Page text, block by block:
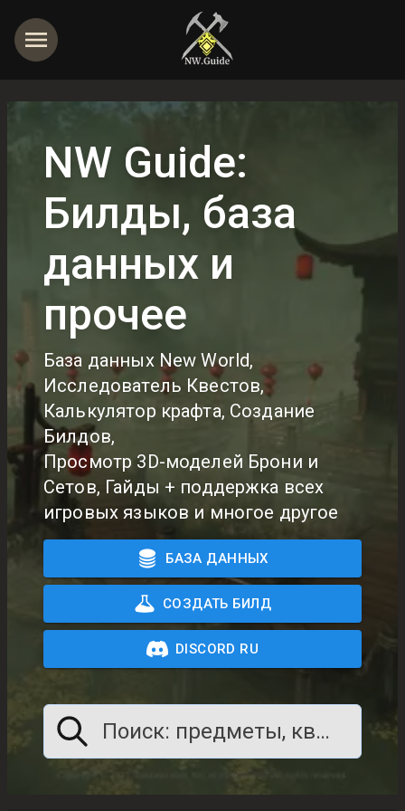
NW Guide:
Билды, база
данных и
прочее
База данных New World,
Исследователь Квестов,
Калькулятор крафта, Создание
Билдов,
Просмотр 3D-моделей Брони и
Сетов, Гайды + поддержка всех
игровых языков и многое другое
БАЗА ДАННЫХ
СОЗДАТЬ БИЛД
DISCORD RU
Поиск: предметы, квесты,